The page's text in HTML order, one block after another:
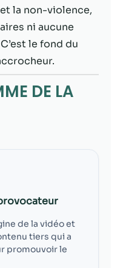
la non-violence,
ni aucune
le fond du
DE LA
de la vidéo et
tiers qui a
promouvoir le
contenu et des
offres
personnalisés.